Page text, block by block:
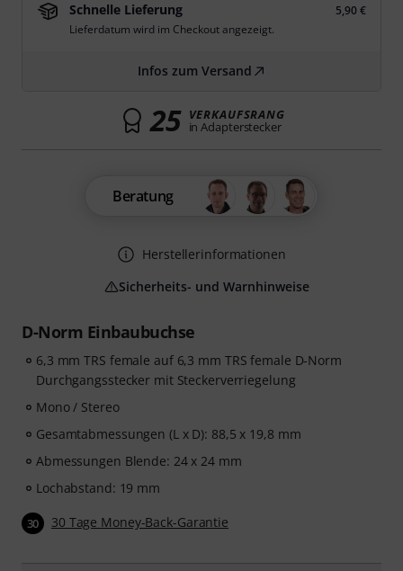
D-Norm Einbaubuchse
6,3 mm TRS female auf 6,3 mm TRS female D-Norm
Durchgangsstecker mit Steckerverriegelung
Mono / Stereo
Gesamtabmessungen (L x D): 88,5 x 19,8 mm
Abmessungen Blende: 24 x 24 mm
Lochabstand: 19 mm
30 30 Tage Money-Back-Garantie
Schnelle Lieferung
5,90 €
Lieferdatum wird im Checkout angezeigt.
Infos zum Versand
25 VERKAUFSRANG
in Adapterstecker
Beratung
Herstellerinformationen
Sicherheits- und Warnhinweise